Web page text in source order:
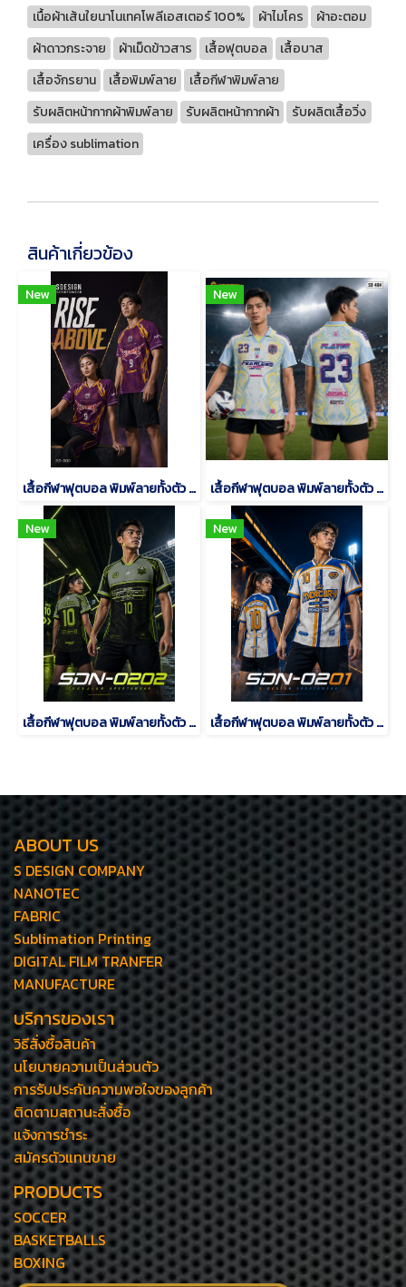
เนื้อผ้าเส้นใยนาโนเทคโพลีเอสเตอร์ 100%
ผ้าไมโคร
ผ้าอะตอม
ผ้าดาวกระจาย
ผ้าเม็ดข้าวสาร เสื้อฟุตบอล
เสื้อบาส
เสื้อจักรยาน
เสื้อพิมพ์ลาย
เสื้อกีฬาพิมพ์ลาย
รับผลิตหน้ากากผ้าพิมพ์ลาย
รับผลิตหน้ากากผ้า
รับผลิตเสื้อวิ่ง
เครื่อง sublimation
สินค้าเกี่ยวข้อง
New
เสื้อกีฬาฟุตบอล พิมพ์ลายทั้งตัว เนื้อผ้า "นาโนเทค"SD-500
New
เสื้อกีฬาฟุตบอล พิมพ์ลายทั้งตัว เนื้อผ้า "นาโนเทค"SD-484
New
เสื้อกีฬาฟุตบอล พิมพ์ลายทั้งตัว เนื้อผ้า "นาโนเทค"SDN-0202
New
เสื้อกีฬาฟุตบอล พิมพ์ลายทั้งตัว เนื้อผ้า "นาโนเทค"SDN-0201
ABOUT US
S DESIGN COMPANY
NANOTEC
FABRIC
Sublimation Printing
DIGITAL FILM TRANFER
MANUFACTURE
บริการของเรา
วิธีสั่งซื้อสินค้า
นโยบายความเป็นส่วนตัว
การรับประกันความพอใจของลูกค้า
ติดตามสถานะสั่งซื้อ
แจ้งการชำระ
สมัครตัวแทนขาย
PRODUCTS
SOCCER
BASKETBALLS
BOXING